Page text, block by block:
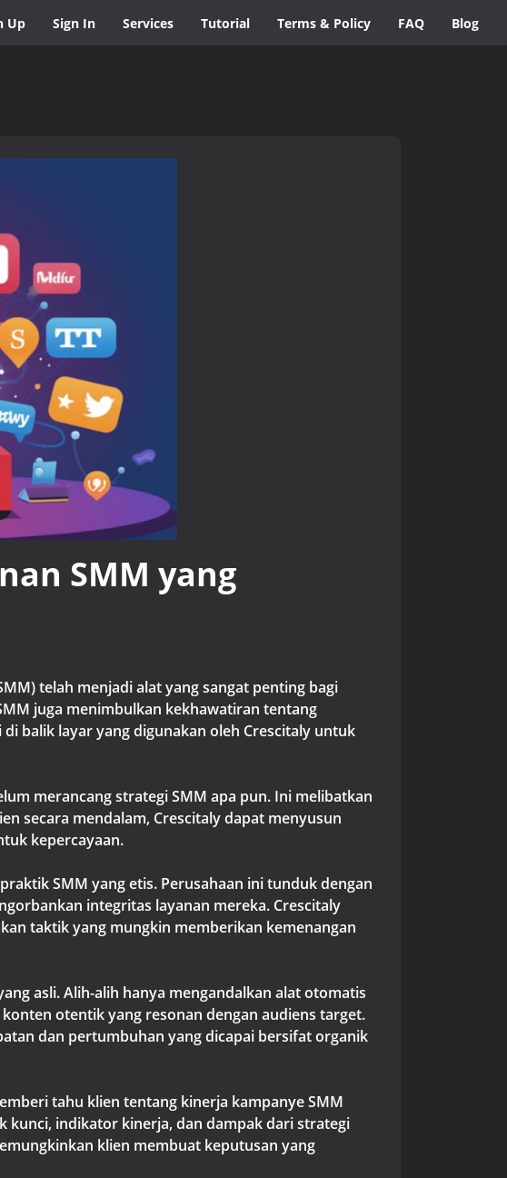
Up Sign In Services Tutorial Terms & Policy FAQ Blog
SMM yang
telah menjadi alat yang sangat penting bagi
juga menimbulkan kekhawatiran tentang
balik layar yang digunakan oleh Crescitaly untuk
merancang strategi SMM apa pun. Ini melibatkan
secara mendalam, Crescitaly dapat menyusun
kepercayaan.
SMM yang etis. Perusahaan ini tunduk dengan
integritas layanan mereka. Crescitaly
taktik yang mungkin memberikan kemenangan
asli. Alih-alih hanya mengandalkan alat otomatis
otentik yang resonan dengan audiens target.
dan pertumbuhan yang dicapai bersifat organik
tahu klien tentang kinerja kampanye SMM
kunci, indikator kinerja, dan dampak dari strategi
klien membuat keputusan yang